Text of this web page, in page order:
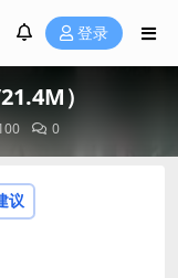
登录
）
0
议